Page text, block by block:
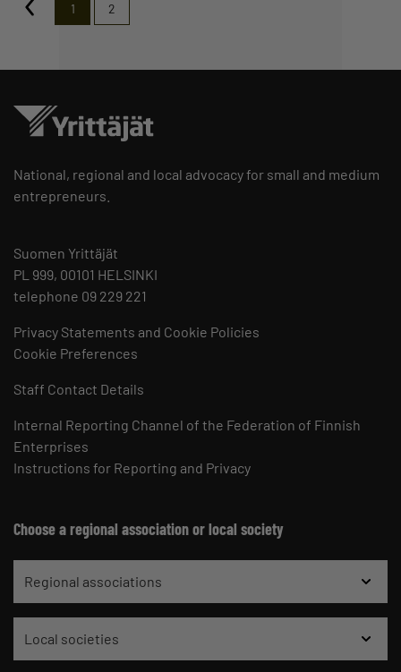
1 2
National, regional and local advocacy for small and medium
entrepreneurs.
Suomen Yrittäjät
PL 999, 00101 HELSINKI
telephone 09 229 221
Privacy Statements and Cookie Policies
Cookie Preferences
Staff Contact Details
Internal Reporting Channel of the Federation of Finnish
Enterprises
Instructions for Reporting and Privacy
Choose a regional association or local society
Regional associations
Local societies